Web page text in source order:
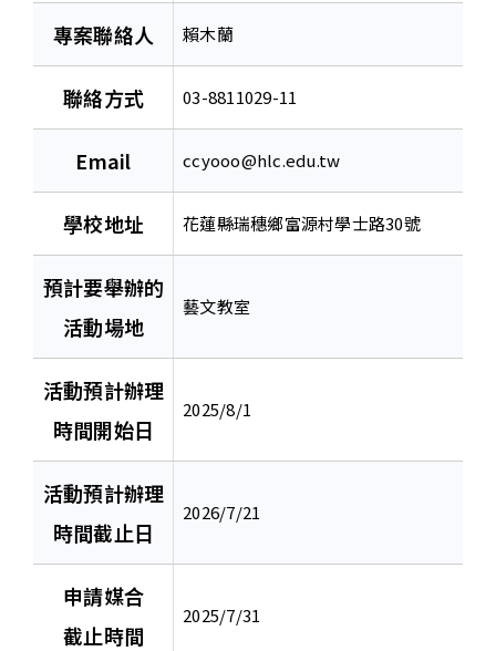
專案聯絡人 賴木蘭
聯絡方式 03-8811029-11
Email ccyooo@hlc.edu.tw
學校地址 花蓮縣瑞穗鄉富源村學士路30號
預計要舉辦的
活動場地
藝文教室
活動預計辦理
時間開始日
2025/8/1
活動預計辦理
時間截止日
2026/7/21
申請媒合
截止時間
2025/7/31